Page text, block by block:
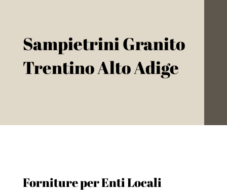
Sampietrini Granito
Trentino Alto Adige
Forniture per Enti Locali